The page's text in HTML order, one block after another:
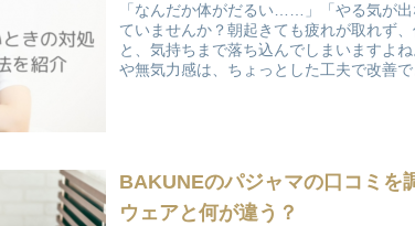
「なんだか体がだるい……」「やる気が
ていませんか？朝起きても疲れが取れず
と、気持ちまで落ち込んでしまいますよ
や無気力感は、ちょっとした工夫で改善
BAKUNEのパジャマの口コミを
ウェアと何が違う？